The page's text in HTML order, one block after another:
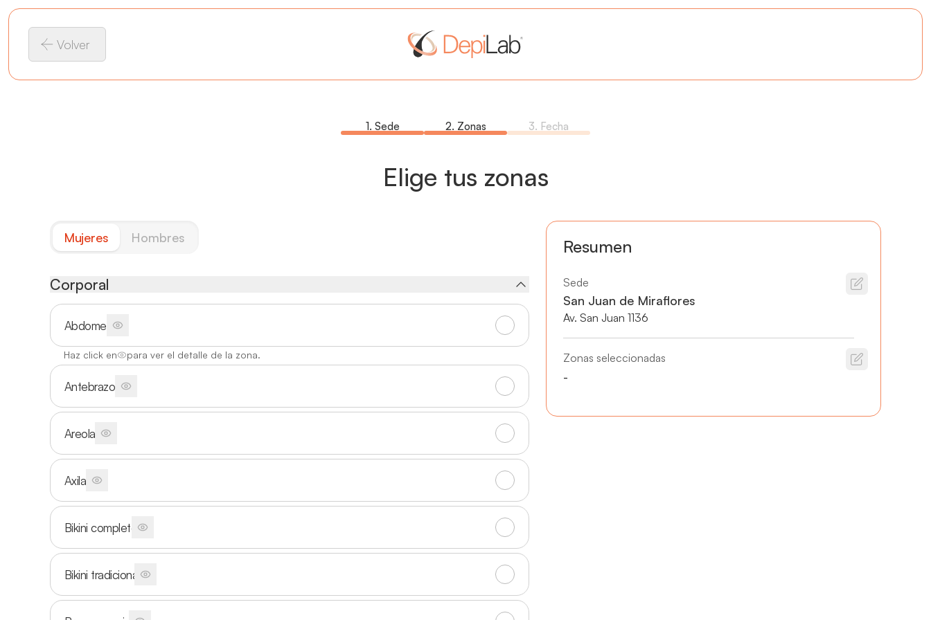
Volver
1. Sede 2. Zonas 3. Fecha
Elige tus zonas
Mujeres Hombres
Corporal
Abdomen
Haz click en para ver el detalle de la zona.
Antebrazos
Areolas
Axilas
Bikini completo
Bikini tradicional
Resumen
Sede
San Juan de Miraflores
Av. San Juan 1136
Zonas seleccionadas
-